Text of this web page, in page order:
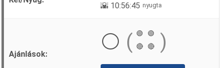
🌇 10:56:45 nyugta
⚪ ( 🟢
🟢
🔴
🔴 )